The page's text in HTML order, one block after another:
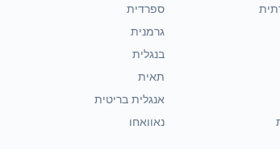
ספרדית
גרמנית
בנגלית
תאית
אנגלית בריטית
נאוואחו